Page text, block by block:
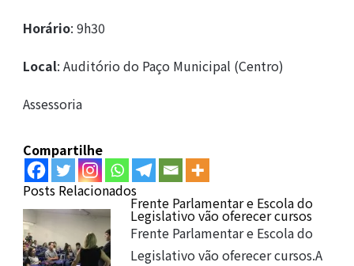
Horário: 9h30
Local: Auditório do Paço Municipal (Centro)
Assessoria
Compartilhe
Posts Relacionados
Frente Parlamentar e Escola do
Legislativo vão oferecer cursos
Frente Parlamentar e Escola do
Legislativo vão oferecer cursos.A